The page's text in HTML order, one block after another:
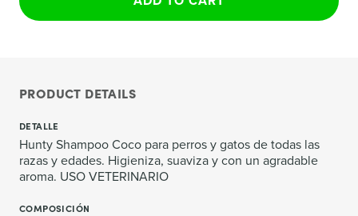
PRODUCT DETAILS
DETALLE
Hunty Shampoo Coco para perros y gatos de todas las
razas y edades. Higieniza, suaviza y con un agradable
aroma. USO VETERINARIO
COMPOSICIÓN